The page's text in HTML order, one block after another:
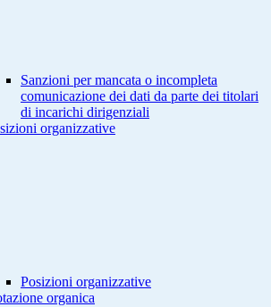
Sanzioni per mancata o incompleta
comunicazione dei dati da parte dei titolari
di incarichi dirigenziali
organizzative
Posizioni organizzative
organica